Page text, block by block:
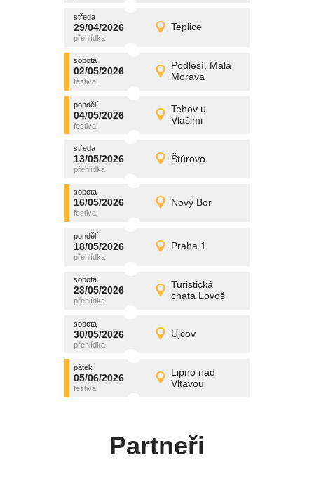
středa
29/04/2026 Teplice
středa
29/04/2026 Detail
promítání
sobota
02/05/2026
Podlesí, Malá
Morava
sobota
02/05/2026 Detail
promítání
pondělí
04/05/2026
Tehov u
Vlašimi
pondělí
04/05/2026 Detail
promítání
středa
13/05/2026 Štúrovo
středa
13/05/2026 Detail
promítání
sobota
16/05/2026 Nový Bor
sobota
16/05/2026 Detail
promítání
pondělí
18/05/2026 Praha 1
pondělí
18/05/2026 Detail
promítání
sobota
23/05/2026
Turistická
chata Lovoš
sobota
23/05/2026 Detail
promítání
sobota
30/05/2026 Ujčov
sobota
30/05/2026 Detail
promítání
pátek
05/06/2026
Lipno nad
Vltavou
pátek
05/06/2026 Detail
promítání
Partneři